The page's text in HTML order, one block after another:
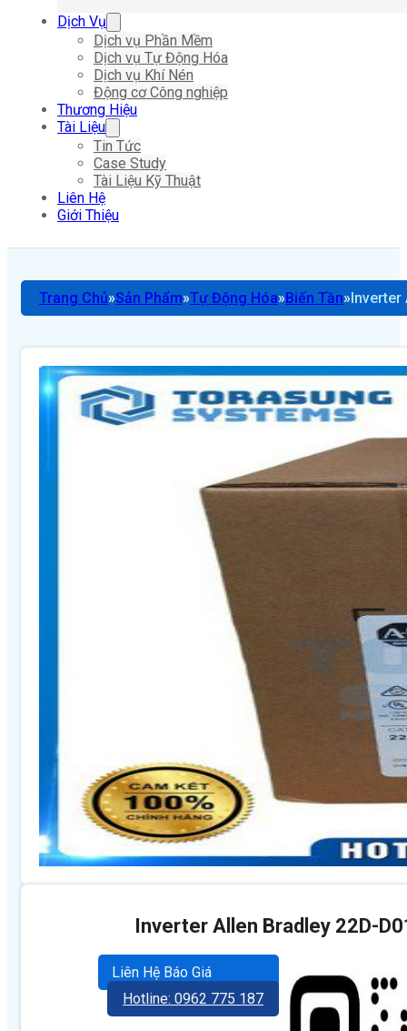
Dịch Vụ
Dịch vụ Phần Mềm
Dịch vụ Tự Động Hóa
Dịch vụ Khí Nén
Động cơ Công nghiệp
Thương Hiệu
Tài Liệu
Tin Tức
Case Study
Tài Liệu Kỹ Thuật
Liên Hệ
Giới Thiệu
Trang Chủ Sản Phẩm Tự Động Hóa Biến Tần Inverter
Inverter Allen Bradley 22D-
Liên Hệ Báo Giá
Hotline: 0962 775 187